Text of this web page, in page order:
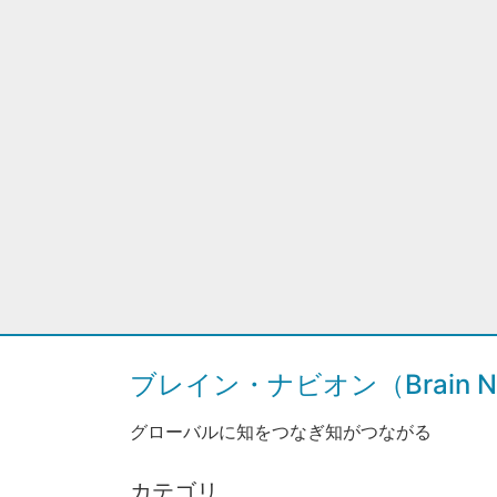
ブレイン・ナビオン（Brain
グローバルに知をつなぎ知がつながる
カテゴリ